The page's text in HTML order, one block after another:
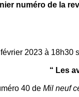
numéro de la
2023 à 18h30
“ Les
40 de Mil neuf